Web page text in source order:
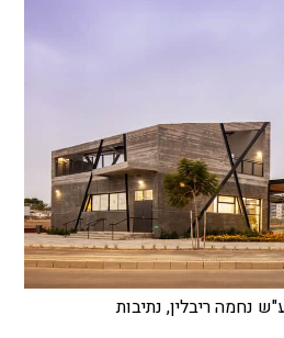
נחמה ריבלין, נתיבות